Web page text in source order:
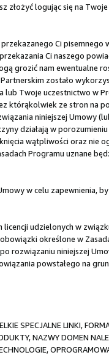
złożyć logując się na
Ci pisemnego
Ci naszego
grozić nam ewentualne
zostało
Twoje uczestnictwo w
którąkolwiek ze stron na
niniejszej Umowy
działają w porozumieniu
wątpliwości oraz nie
Programu uznane
w celu zapewnienia, by
udzielonych w
określone w
rozwiązaniu niniejszej
powstałego na
SPECJALNE LINKI,
NAZWY DOMEN